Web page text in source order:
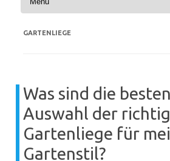
GARTENLIEGE
Was sind die
Auswahl der
Gartenliege für
Gartenstil?